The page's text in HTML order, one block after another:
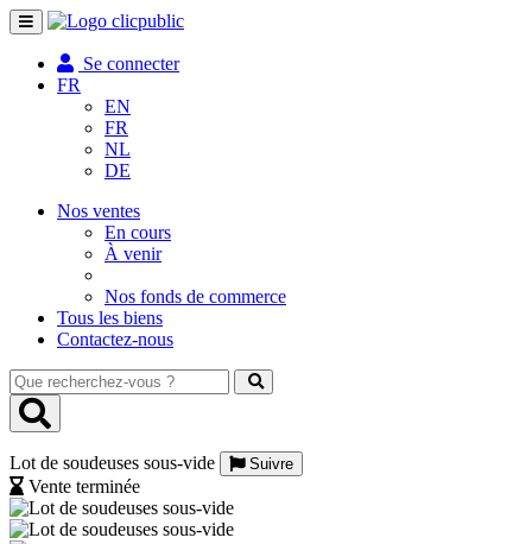
Toggle
navigation
Se connecter
FR
EN
FR
NL
DE
Nos ventes
En cours
À venir
Nos fonds de commerce
Tous les biens
Contactez-nous
Que
recherchez-
vous
Lot de soudeuses sous-vide
Suivre
Vente terminée